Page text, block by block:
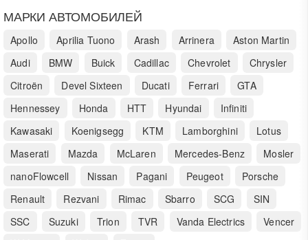
МАРКИ АВТОМОБИЛЕЙ
Apollo Aprilia Tuono Arash Arrinera
Aston Martin
Audi
BMW Buick Cadillac Chevrolet
Chrysler
Citroën
Devel Sixteen Ducati Ferrari
GTA
Hennessey
Honda HTT Hyundai
Infiniti
Kawasaki
Koenigsegg KTM Lamborghini
Lotus
Maserati
Mazda McLaren Mercedes-Benz
Mosler
nanoFlowcell
Nissan Pagani Peugeot
Porsche
Renault
Rezvani Rimac Sbarro SCG
SIN
SSC
Suzuki Trion TVR Vanda Electrics
Vencer